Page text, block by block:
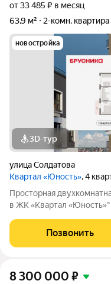
от 33 485 ₽ в месяц
63,9 м²
2-комн. квартира
новостройка
3D-тур
улица Солдатова
Квартал «Юность», 4
Просторная
в ЖК «Квартал
20.13 кв.м. Высота
и двумя
Позвонить
8 300 000 ₽